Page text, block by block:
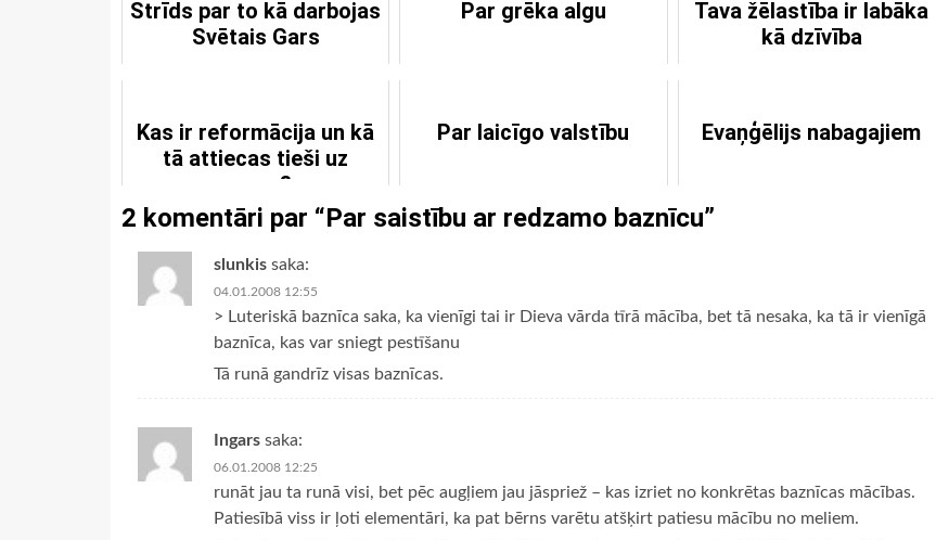
Strīds par to kā darbojas
Svētais Gars
Par grēka algu
Tava žēlastība ir labāka
kā dzīvība
Kas ir reformācija un kā
tā attiecas tieši uz
mums?
Par laicīgo valstību Evaņģēlijs nabagajiem
2 komentāri par “Par saistību ar redzamo baznīcu”
slunkis saka:
04.01.2008 12:55
> Luteriskā baznīca saka, ka vienīgi tai ir Dieva vārda tīrā mācība, bet tā nesaka, ka tā ir vienīgā
baznīca, kas var sniegt pestīšanu
Tā runā gandrīz visas baznīcas.
Ingars saka:
06.01.2008 12:25
runāt jau ta runā visi, bet pēc augļiem jau jāspriež – kas izriet no konkrētas baznīcas mācības.
Patiesībā viss ir ļoti elementāri, ka pat bērns varētu atšķirt patiesu mācību no meliem.